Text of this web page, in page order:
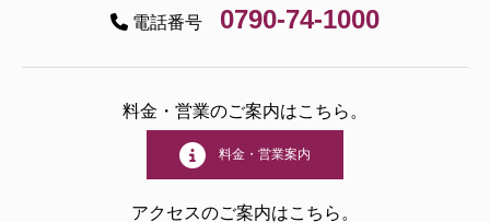
電話番号 0790-74-1000
料金・営業のご案内はこちら。
料金・営業案内
アクセスのご案内はこちら。